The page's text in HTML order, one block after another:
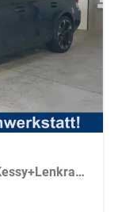
ST 150PS TDI DSG AHK+Sitzheiz+Kessy+Lenkradheiz+eHeck+Kamera+Alu18